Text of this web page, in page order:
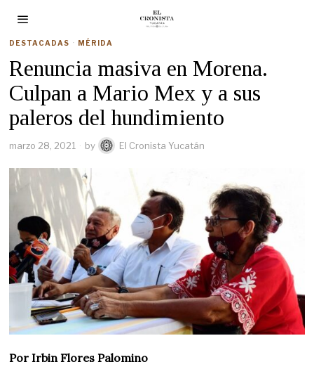
DESTACADAS · MÉRIDA
Renuncia masiva en Morena.
Culpan a Mario Mex y a sus
paleros del hundimiento
marzo 28, 2021 by El Cronista Yucatán
Por Irbin Flores Palomino